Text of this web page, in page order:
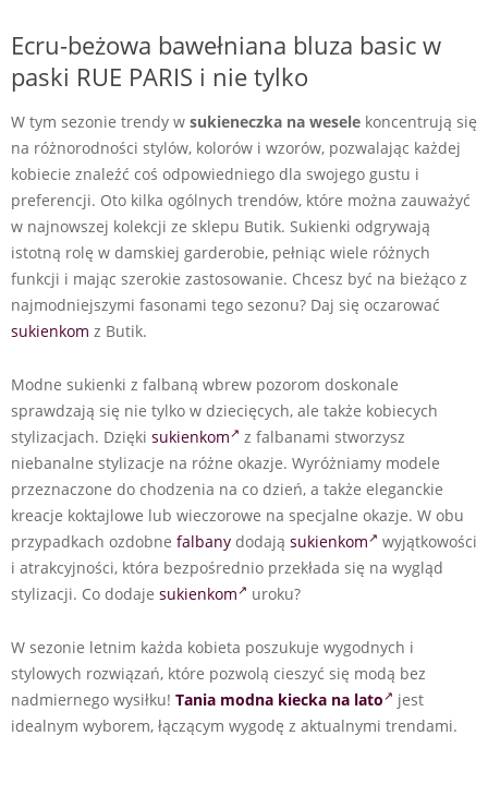
Ecru-beżowa bawełniana bluza basic w
paski RUE PARIS i nie tylko
W tym sezonie trendy w sukieneczka na wesele koncentrują się
na różnorodności stylów, kolorów i wzorów, pozwalając każdej
kobiecie znaleźć coś odpowiedniego dla swojego gustu i
preferencji. Oto kilka ogólnych trendów, które można zauważyć
w najnowszej kolekcji ze sklepu Butik. Sukienki odgrywają
istotną rolę w damskiej garderobie, pełniąc wiele różnych
funkcji i mając szerokie zastosowanie. Chcesz być na bieżąco z
najmodniejszymi fasonami tego sezonu? Daj się oczarować
sukienkom z Butik.
Modne sukienki z falbaną wbrew pozorom doskonale
sprawdzają się nie tylko w dziecięcych, ale także kobiecych
stylizacjach. Dzięki sukienkom
z falbanami stworzysz
niebanalne stylizacje na różne okazje. Wyróżniamy modele
przeznaczone do chodzenia na co dzień, a także eleganckie
kreacje koktajlowe lub wieczorowe na specjalne okazje. W obu
przypadkach ozdobne falbany dodają sukienkom
wyjątkowości
i atrakcyjności, która bezpośrednio przekłada się na wygląd
stylizacji. Co dodaje sukienkom uroku?
W sezonie letnim każda kobieta poszukuje wygodnych i
stylowych rozwiązań, które pozwolą cieszyć się modą bez
nadmiernego wysiłku! Tania modna kiecka na lato
jest
idealnym wyborem, łączącym wygodę z aktualnymi trendami.